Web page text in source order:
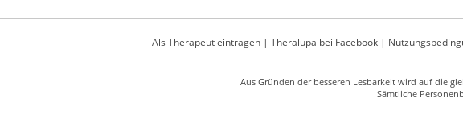
Als Therapeut eintragen| Theralupa bei Facebook|
Aus Gründen der besseren Lesbarkeit wird auf die
Sämtliche